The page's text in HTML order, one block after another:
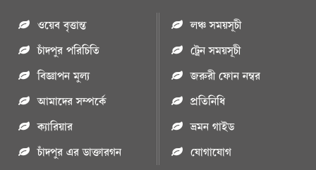
ওয়েব বৃত্তান্ত
চাঁদপুর পরিচিতি
বিজ্ঞাপন মুল্য
আমাদের সম্পর্কে
ক্যারিয়ার
চাঁদপুর এর ডাক্তারগন
লঞ্চ সময়সূচী
ট্রেন সময়সূচী
জরুরী ফোন নম্বর
প্রতিনিধি
ভ্রমন গাইড
যোগাযোগ